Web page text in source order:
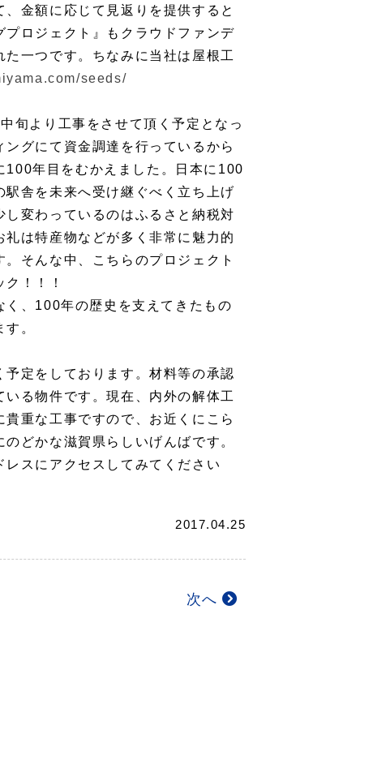
金額に応じて見返りを提供すると
ロジェクト』もクラウドファンデ
一つです。ちなみに当社は屋根工
seeds/
旬より工事をさせて頂く予定となっ
グにて資金調達を行っているから
年目をむかえました。日本に100
舎を未来へ受け継ぐべく立ち上げ
変わっているのはふるさと納税対
は特産物などが多く非常に魅力的
そんな中、こちらのプロジェクト
！！！
、100年の歴史を支えてきたもの
。
定をしております。材料等の承認
る物件です。現在、内外の解体工
重な工事ですので、お近くにこら
どかな滋賀県らしいげんばです。
スにアクセスしてみてください
2017.04.25
次へ